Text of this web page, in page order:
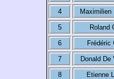
4 Maximilien
5 Roland
6 Frédéric
7 Donald De
8 Etienne